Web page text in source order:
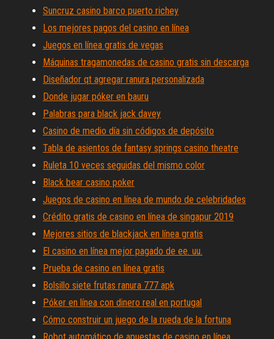
Suncruz casino barco puerto richey
Los mejores pagos del casino en línea
Juegos en línea gratis de vegas
Máquinas tragamonedas de casino gratis sin descarga
Diseñador qt agregar ranura personalizada
Donde jugar póker en bauru
Palabras para black jack davey
Casino de medio día sin códigos de depósito
Tabla de asientos de fantasy springs casino theatre
Ruleta 10 veces seguidas del mismo color
Black bear casino poker
Juegos de casino en línea de mundo de celebridades
Crédito gratis de casino en línea de singapur 2019
Mejores sitios de blackjack en línea gratis
El casino en línea mejor pagado de ee. uu.
Prueba de casino en línea gratis
Bolsillo siete frutas ranura 777 apk
Póker en línea con dinero real en portugal
Cómo construir un juego de la rueda de la fortuna